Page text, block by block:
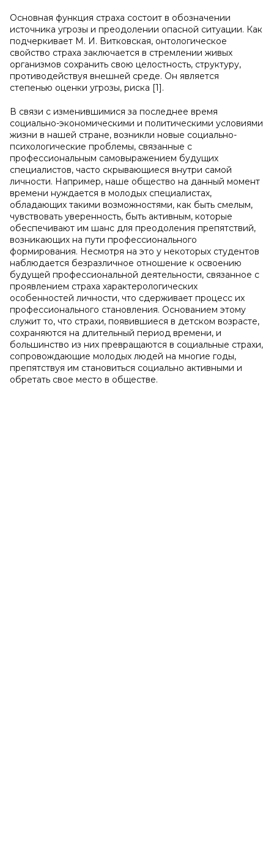
Основная функция страха состоит в обозначении
источника угрозы и преодолении опасной ситуации. Как
подчеркивает М. И. Витковская, онтологическое
свойство страха заключается в стремлении живых
организмов сохранить свою целостность, структуру,
противодействуя внешней среде. Он является
степенью оценки угрозы, риска [1].
В связи с изменившимися за последнее время
социально-экономическими и политическими условиями
жизни в нашей стране, возникли новые социально-
психологические проблемы, связанные с
профессиональным самовыражением будущих
специалистов, часто скрывающиеся внутри самой
личности. Например, наше общество на данный момент
времени нуждается в молодых специалистах,
обладающих такими возможностями, как быть смелым,
чувствовать уверенность, быть активным, которые
обеспечивают им шанс для преодоления препятствий,
возникающих на пути профессионального
формирования. Несмотря на это у некоторых студентов
наблюдается безразличное отношение к освоению
будущей профессиональной деятельности, связанное с
проявлением страха характерологических
особенностей личности, что сдерживает процесс их
профессионального становления. Основанием этому
служит то, что страхи, появившиеся в детском возрасте,
сохраняются на длительный период времени, и
большинство из них превращаются в социальные страхи,
сопровождающие молодых людей на многие годы,
препятствуя им становиться социально активными и
обретать свое место в обществе.